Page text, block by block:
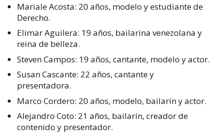
Mariale Acosta: 20 años, modelo y estudiante de
Derecho.
Elimar Aguilera: 19 años, bailarina venezolana y
reina de belleza.
Steven Campos: 19 años, cantante, modelo y actor.
Susan Cascante: 22 años, cantante y
presentadora.
Marco Cordero: 20 años, modelo, bailarín y actor.
Alejandro Coto: 21 años, bailarín, creador de
contenido y presentador.